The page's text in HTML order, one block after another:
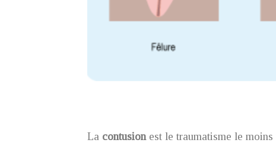
La contusion est le traumatisme le